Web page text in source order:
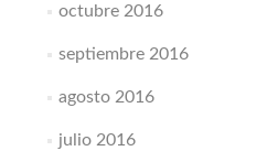
octubre 2016
septiembre 2016
agosto 2016
julio 2016